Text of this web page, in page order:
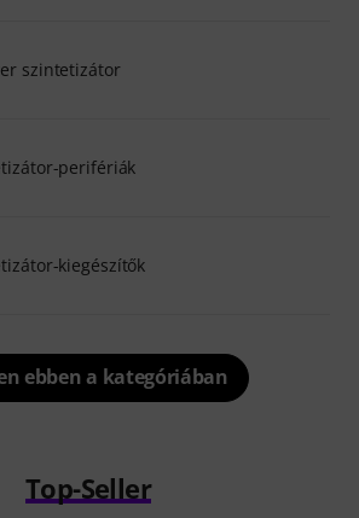
szintetizátor
perifériák
kiegészítők
ebben a kategóriában
Top-Seller